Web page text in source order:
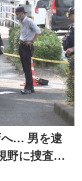
… 男を逮
野に捜査